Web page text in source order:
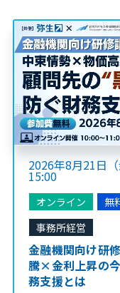
2026年8月21日
15:00
オンライン 無
事務所経営
金融機関向け研
騰×金利上昇の
務支援とは